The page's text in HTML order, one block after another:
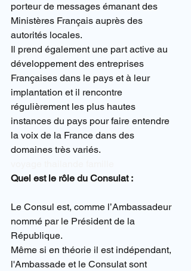
porteur de messages émanant des
Ministères Français auprès des
autorités locales.
Il prend également une part active au
développement des entreprises
Françaises dans le pays et à leur
implantation et il rencontre
régulièrement les plus hautes
instances du pays pour faire entendre
la voix de la France dans des
domaines très variés.
Quel est le rôle du Consulat :
Le Consul est, comme l’Ambassadeur
nommé par le Président de la
République.
Même si en théorie il est indépendant,
l'Ambassade et le Consulat sont